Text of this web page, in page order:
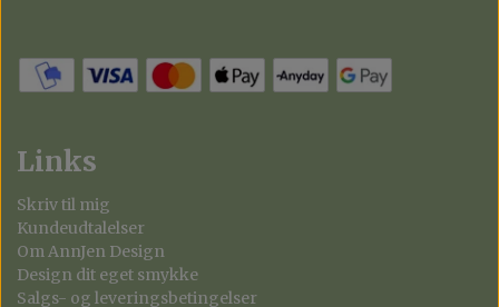
Links
Skriv til mig
Kundeudtalelser
Om AnnJen Design
Design dit eget smykke
Salgs- og leveringsbetingelser